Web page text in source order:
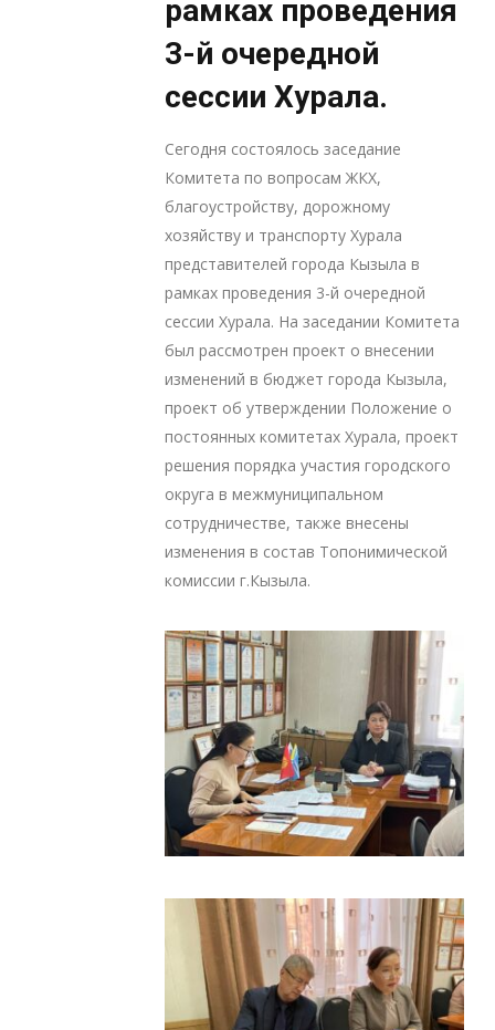
рамках проведения
3-й очередной
сессии Хурала.
Сегодня состоялось заседание
Комитета по вопросам ЖКХ,
благоустройству, дорожному
хозяйству и транспорту Хурала
представителей города Кызыла в
рамках проведения 3-й очередной
сессии Хурала. На заседании Комитета
был рассмотрен проект о внесении
изменений в бюджет города Кызыла,
проект об утверждении Положение о
постоянных комитетах Хурала, проект
решения порядка участия городского
округа в межмуниципальном
сотрудничестве, также внесены
изменения в состав Топонимической
комиссии г.Кызыла.